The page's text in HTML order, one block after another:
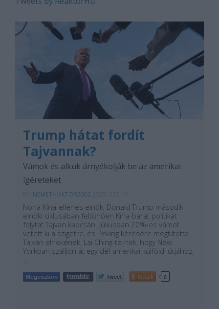
Trump hátat fordít
Tajvannak?
Vámok és alkuk árnyékolják be az amerikai
ígéreteket
NEMETHVIKTOR2002
Noha Kína-ellenes elnök, Donald Trump második
elnöki ciklusában feltűnően Kína-barát politikát
folytat Tajvan kapcsán. Júliusban 20%-os vámot
vetett ki a szigetre, és Peking kérésére megtiltotta
Tajvan elnökének, Lai Ching-te-nek, hogy New
Yorkban szálljon át egy dél-amerikai külföldi útjához,
…
Tetszik 0